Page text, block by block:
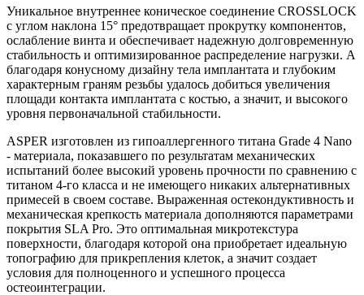
Уникальное внутреннее коническое соединение CROSSLOCK
с углом наклона 15° предотвращает прокрутку компонентов,
ослабление винта и обеспечивает надежную долговременную
стабильность и оптимизированное распределение нагрузки. А
благодаря конусному дизайну тела имплантата и глубоким
характерным граням резьбы удалось добиться увеличения
площади контакта имплантата с костью, а значит, и высокого
уровня первоначальной стабильности.
ASPER изготовлен из гипоаллергенного титана Grade 4 Nano
- материала, показавшего по результатам механических
испытаний более высокий уровень прочности по сравнению с
титаном 4-го класса и не имеющего никаких альтернативных
примесей в своем составе. Выраженная остекондуктивность и
механическая крепкость материала дополняются параметрами
покрытия SLA Pro. Это оптимальная микротекстура
поверхности, благодаря которой она приобретает идеальную
топографию для прикрепления клеток, а значит создает
условия для полноценного и успешного процесса
остеоинтеграции.